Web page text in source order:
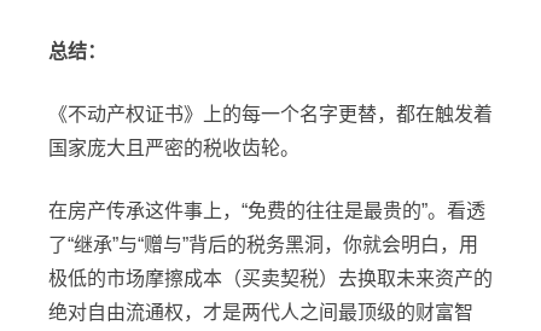
总结：
《不动产权证书》上的每一个名字更替，都在触发着
国家庞大且严密的税收齿轮。
在房产传承这件事上，“免费的往往是最贵的”。看透
了“继承”与“赠与”背后的税务黑洞，你就会明白，用
极低的市场摩擦成本（买卖契税）去换取未来资产的
绝对自由流通权，才是两代人之间最顶级的财富智